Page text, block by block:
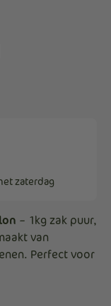
zaterdag
– 1kg zak puur,
van
Perfect voor